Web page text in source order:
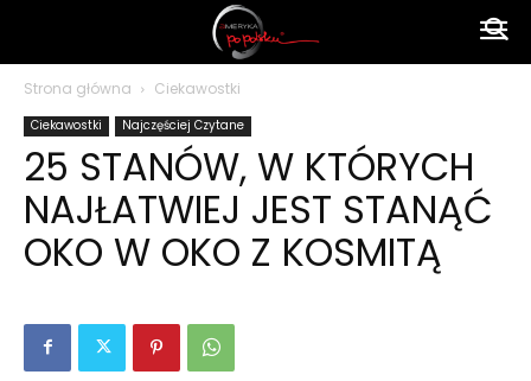
polsku
Strona główna Ciekawostki
Ciekawostki Najczęściej Czytane
25 STANÓW, W KTÓRYCH
NAJŁATWIEJ JEST STANĄĆ
OKO W OKO Z KOSMITĄ